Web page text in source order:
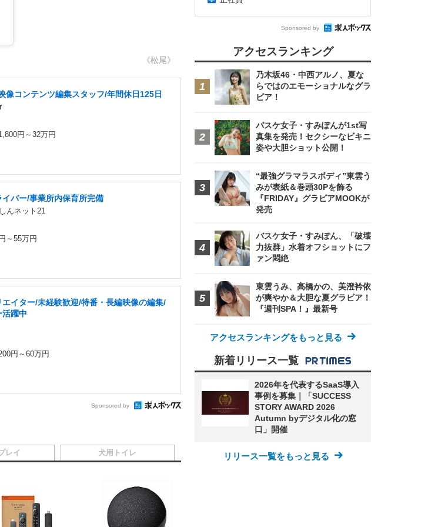
《松尾》
像コンテンツ編集スタッフ/年間休日125日
円～32万円
イバー/事業所内保育所完備
んネット21
～55万円
イター/未経験歓迎/特番・長編映像の編集/
活躍中
円～60万円
Sponsored by
レイ 犬用トイレ
Sponsored by
アクセスランキング
乃木坂46・中西アルノ、夏な
らではのエモーショナルなグラ
ビア！
バスケ女子・すみぽんが1st写
真集を発売！セクシーなビキニ
姿や大胆ショット公開！
“最強グラマラスボディ”東雲う
みが表紙＆巻頭30Pを飾る
『FRIDAY』グラビアMOOKが
発売
バスケ女子・すみぽん、「破壊
力抜群」水着オフショットにフ
ァン悶絶
東雲うみ、高橋かの、美澄衿依
が爽やか＆大胆な夏グラビア！
『週刊SPA！』最新号
アクセスランキングをもっと見る
新着リリース一覧
2026年を代表するSaaS導入
事例を募集｜「SUCCESS
STORY AWARD 2026
Autumn byデジタル化の窓
口」開催
リリース一覧をもっと見る